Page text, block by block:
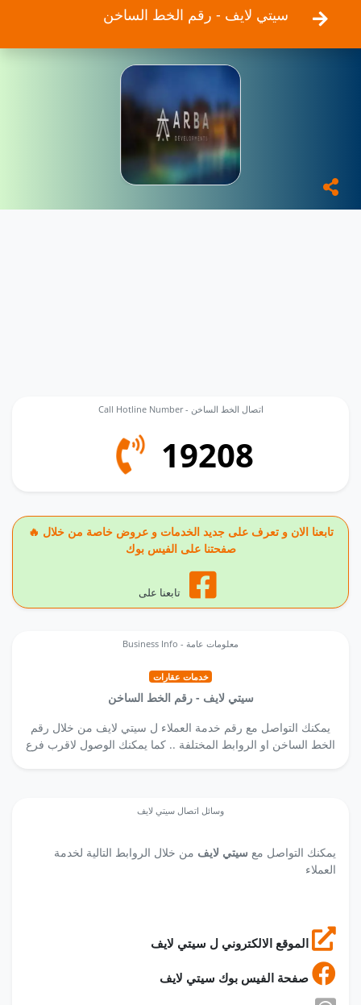
سيتي لايف - رقم الخط الساخن
Call Hotline Number - اتصال الخط الساخن
19208
🔥 تابعنا الان و تعرف على جديد الخدمات و عروض خاصة من خلال
صفحتنا على الفيس بوك
تابعنا على
Business Info - معلومات عامة
خدمات عقارات
سيتي لايف - رقم الخط الساخن
يمكنك التواصل مع رقم خدمة العملاء ل سيتي لايف من خلال رقم
الخط الساخن او الروابط المختلفة .. كما يمكنك الوصول لاقرب فرع
وسائل اتصال سيتي لايف
يمكنك التواصل مع سيتي لايف من خلال الروابط التالية لخدمة
العملاء